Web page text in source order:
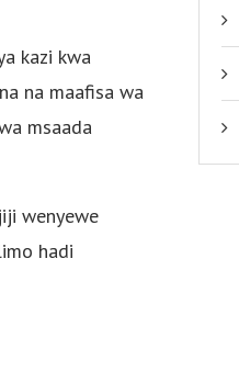
kazi kwa
na maafisa wa
msaada
wenyewe
hadi